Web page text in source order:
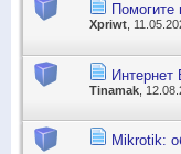
Помогите
Xpriwt ,
Tinamak ,
Mikrotik: